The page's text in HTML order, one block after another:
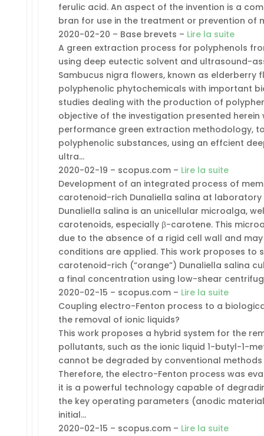
ferulic acid. An aspect of the invention is a
bran for use in the treatment or prevention of
2020-02-20 – Base brevets – Lire la suite
A green extraction process for polyphenols
using deep eutectic solvent and ultrasound-
Sambucus nigra flowers, known as elderberry
polyphenolic phytochemicals with important
studies dealing with the production of
objective of the investigation presented
performance green extraction methodology,
polyphenolic substances, using an effcient
ultra…
2020-02-19 – scopus.com – Lire la suite
Development of an integrated process of
carotenoid-rich Dunaliella salina at
Dunaliella salina is an unicellular microalga,
carotenoids, especially β-carotene. This
due to the absence of a rigid cell wall and
conditions are applied. This work proposes
carotenoid-rich (“orange”) Dunaliella salina
a final concentration using low-shear
2020-02-15 – scopus.com – Lire la suite
Coupling electro-Fenton process to a
the removal of ionic liquids?
This work proposes a hybrid system for the
pollutants, such as the ionic liquid 1-butyl-1-
cannot be degraded by conventional
Therefore, the electro-Fenton process was
it is a powerful technology capable of
the key operating parameters (anodic
initial…
2020-02-15 – scopus.com – Lire la suite